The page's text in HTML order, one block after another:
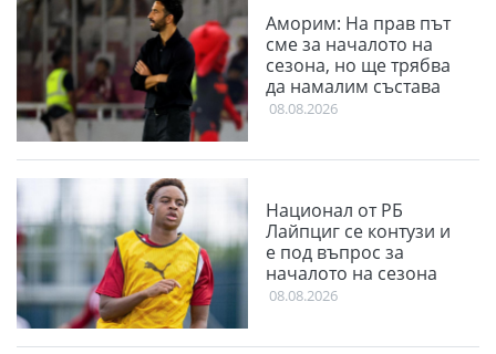
Аморим: На прав път
сме за началото на
сезона, но ще трябва
да намалим състава
08.08.2026
Национал от РБ
Лайпциг се контузи и
е под въпрос за
началото на сезона
08.08.2026